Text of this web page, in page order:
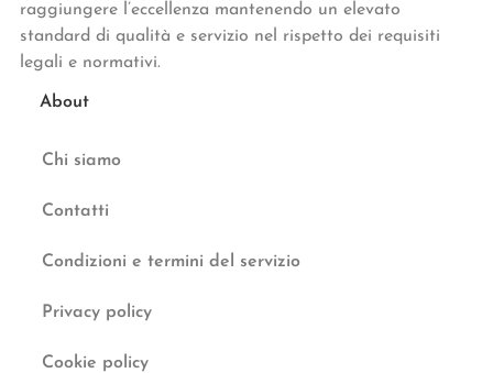
raggiungere l’eccellenza mantenendo un elevato
standard di qualità e servizio nel rispetto dei requisiti
legali e normativi.
About
Chi siamo
Contatti
Condizioni e termini del servizio
Privacy policy
Cookie policy